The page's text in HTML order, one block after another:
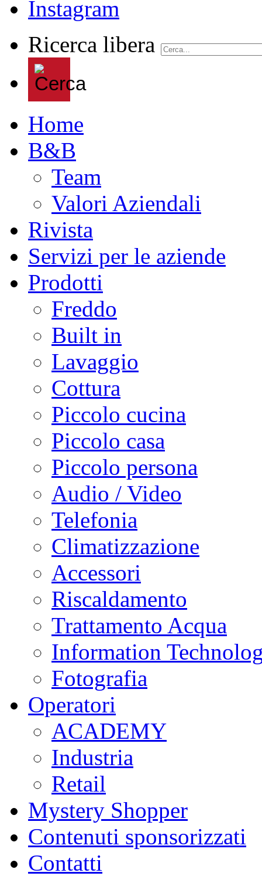
Ricerca libera
Home
B&B
Team
Valori Aziendali
Rivista
Servizi per le aziende
Prodotti
Freddo
Built in
Lavaggio
Cottura
Piccolo cucina
Piccolo casa
Piccolo persona
Audio / Video
Telefonia
Climatizzazione
Accessori
Riscaldamento
Trattamento Acqua
Information
Fotografia
Operatori
ACADEMY
Industria
Retail
Mystery Shopper
Contenuti sponsorizzati
Contatti